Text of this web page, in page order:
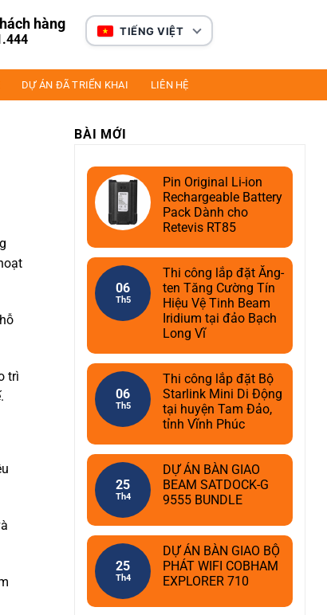
hàng TIẾNG VIỆT
DỰ ÁN ĐÃ TRIỂN KHAI LIÊN HỆ
trì
BÀI MỚI
Pin Original Li-ion
Rechargeable Battery
Pack Dành cho
Retevis RT85
06
Th5
Thi công lắp đặt Ăng-
ten Tăng Cường Tín
Hiệu Vệ Tinh Beam
Iridium tại đảo Bạch
Long Vĩ
06
Th5
Thi công lắp đặt Bộ
Starlink Mini Di Động
tại huyện Tam Đảo,
tỉnh Vĩnh Phúc
25
Th4
DỰ ÁN BÀN GIAO
BEAM SATDOCK-G
9555 BUNDLE
25
Th4
DỰ ÁN BÀN GIAO BỘ
PHÁT WIFI COBHAM
EXPLORER 710